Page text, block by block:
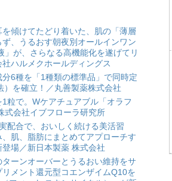
傾けてたどり着いた、肌の「薄層
、うるおす朝夜別オールインワン
」が、さらなる高機能化を遂げてリ
ハルメクホールディングス
6種を「1種類の標準品」で同時定
）を確立！／丸善製薬株式会社
粒で。Wケアチュアブル「オラフ
式会社イブフローラ研究所
配合で、おいしく続ける美活習
肌、脂肪にまとめてアプローチす
場／新日本製薬 株式会社
ーンオーバーとうるおい維持をサ
メント還元型コエンザイムQ10を